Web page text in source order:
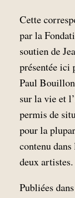
Cette
par la
soutien de
présentée ici
Paul
sur la vie et
permis de
pour la
contenu
deux artistes.
Publiées